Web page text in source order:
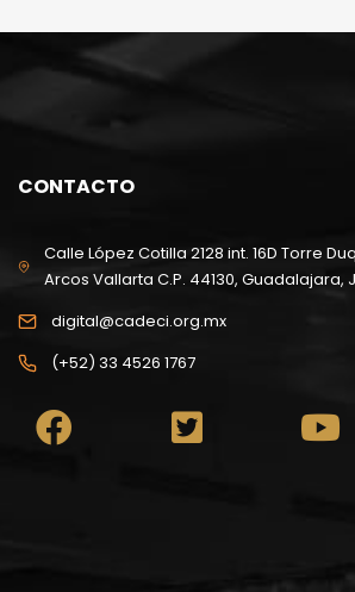
CONTACTO
Calle López Cotilla 2128 int. 16D Torre
Arcos Vallarta C.P. 44130, Guadalajara,
digital@cadeci.org.mx
(+52) 33 4526 1767